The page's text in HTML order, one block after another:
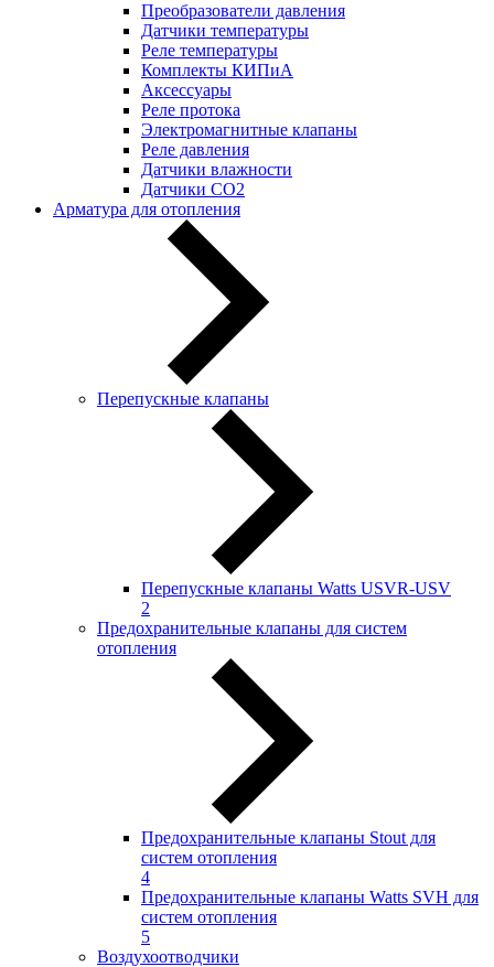
Преобразователи давления
Датчики температуры
Реле температуры
Комплекты КИПиА
Аксессуары
Реле протока
Электромагнитные клапаны
Реле давления
Датчики влажности
Датчики CO2
Арматура для отопления
Перепускные клапаны
Перепускные клапаны Watts USVR-USV
2
Предохранительные клапаны для систем
отопления
Предохранительные клапаны Stout для
систем отопления
4
Предохранительные клапаны Watts SVH для
систем отопления
5
Воздухоотводчики